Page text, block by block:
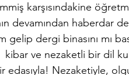
karşısındakine
devamından haberdar
gelip dergi binasını mı
kibar ve nezaketli bir dil
edasıyla! Nezaketiyle,